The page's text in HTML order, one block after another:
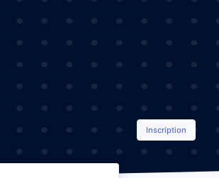
Inscription